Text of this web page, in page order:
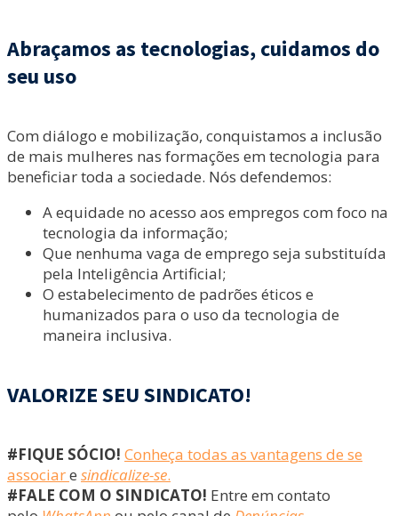
Abraçamos as tecnologias, cuidamos do
seu uso
Com diálogo e mobilização, conquistamos a inclusão
de mais mulheres nas formações em tecnologia para
beneficiar toda a sociedade. Nós defendemos:
A equidade no acesso aos empregos com foco na
tecnologia da informação;
Que nenhuma vaga de emprego seja substituída
pela Inteligência Artificial;
O estabelecimento de padrões éticos e
humanizados para o uso da tecnologia de
maneira inclusiva.
VALORIZE SEU SINDICATO!
#FIQUE SÓCIO! Conheça todas as vantagens de se
associare sindicalize-se.
#FALE COM O SINDICATO! Entre em contato